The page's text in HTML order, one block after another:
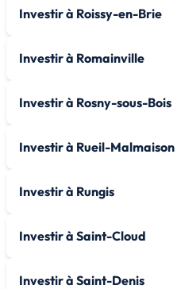
Investir à Roissy-en-Brie
Investir à Romainville
Investir à Rosny-sous-Bois
Investir à Rueil-Malmaison
Investir à Rungis
Investir à Saint-Cloud
Investir à Saint-Denis